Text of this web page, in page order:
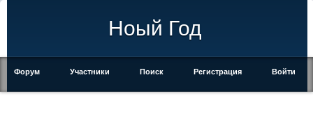
Ноый Год
Форум Участники Поиск Регистрация Войти